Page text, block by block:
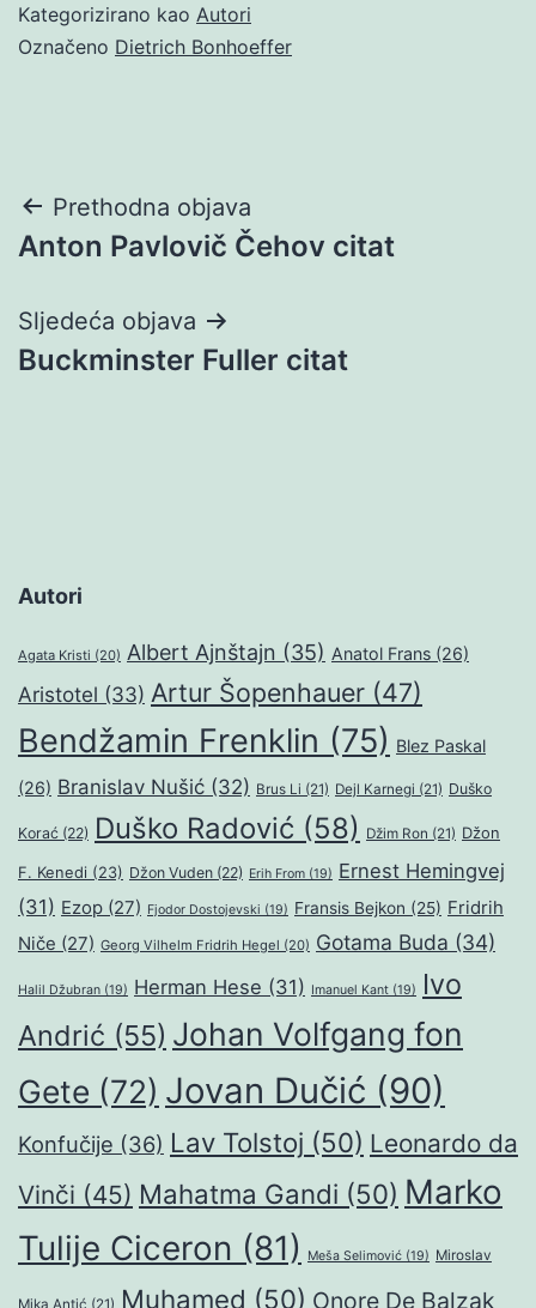
Kategorizirano kao Autori
Označeno Dietrich Bonhoeffer
Navigacija
objava
Prethodna objava
Anton Pavlovič Čehov citat
Sljedeća objava
Buckminster Fuller citat
Autori
Agata Kristi (20) Albert Ajnštajn (35) Anatol Frans (26)
Aristotel (33) Artur Šopenhauer (47)
Bendžamin Frenklin (75) Blez Paskal
(26) Branislav Nušić (32) Brus Li (21) Dejl Karnegi (21) Duško
Korać (22) Duško Radović (58) Džim Ron (21) Džon
F. Kenedi (23) Džon Vuden (22) Erih From (19) Ernest Hemingvej
(31) Ezop (27) Fjodor Dostojevski (19) Fransis Bejkon (25) Fridrih
Niče (27) Georg Vilhelm Fridrih Hegel (20) Gotama Buda (34)
Halil Džubran (19) Herman Hese (31) Imanuel Kant (19)
Ivo
Andrić (55) Johan Volfgang fon
Gete (72) Jovan Dučić (90)
Konfučije (36) Lav Tolstoj (50) Leonardo da
Vinči (45) Mahatma Gandi (50) Marko
Tulije Ciceron (81) Meša Selimović (19) Miroslav
Muhamed (50) Onore De Balzak